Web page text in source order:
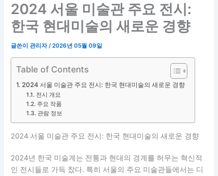
2024 서울 미술관 주요 전시:
한국 현대미술의 새로운 경향
글쓴이관리자/2026년 05월 09일
Table of Contents
2024 서울 미술관 주요 전시: 한국 현대미술의 새로운 경향
전시 개요
주요 작품
관람 정보
2024 서울 미술관 주요 전시: 한국 현대미술의 새로운 경향
2024년 한국 미술계는 전통과 현대의 경계를 허무는 혁신적
인 전시들로 가득 찼다. 특히 서울의 주요 미술관들에서는 디